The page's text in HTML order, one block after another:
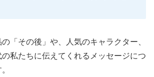
「その後」や、人気のキャラクター、
私たちに伝えてくれるメッセージにつ